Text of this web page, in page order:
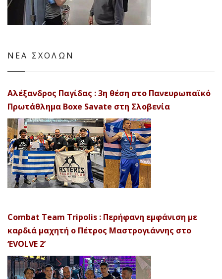
ΝΕΑ ΣΧΟΛΩΝ
Αλέξανδρος Παγίδας : 3η θέση στο Πανευρωπαϊκό
Πρωτάθλημα Boxe Savate στη Σλοβενία
Combat Team Tripolis : Περήφανη εμφάνιση με
καρδιά μαχητή ο Πέτρος Μαστρογιάννης στο
‘EVOLVE 2’